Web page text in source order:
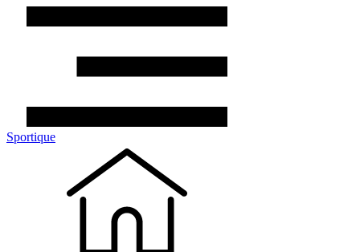
Sportique